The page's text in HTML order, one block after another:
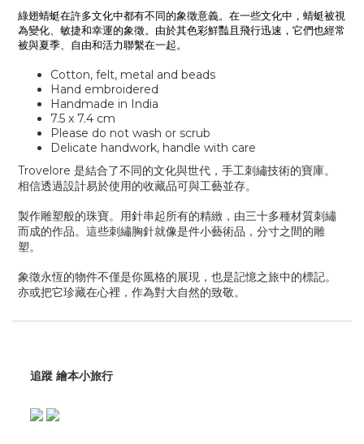
綠翅蜻蜓在許多文化中都有不同的象徵意義。在一些文化中，蜻蜓被視
為變化、敏捷和幸運的象徵。由於其色彩鮮豔且飛行迅速，它們也經常
被與夏季、自由和活力聯繫在一起。
Cotton, felt, metal and beads
Hand embroidered
Handmade in India
7.5 x 7.4 cm
Please do not wash or scrub
Delicate handwork, handle with care
Trovelore 是結合了不同的文化與世代，手工刺繡技術的寶庫。
相信透過設計易於使用的收藏品可與工藝並存。
製作雕塑般的珠寶。用針串起所有的精緻，由三十多種材質刺繡
而成的作品。這些刺繡胸針就像是件小藝術品，分寸之間的雕
塑。
象徵永恆的物件不僅是你風格的展現，也是記憶之旅中的標記。
亦或把它珍藏在心裡，作為對大自然的致敬。
追蹤 繪本小旅行